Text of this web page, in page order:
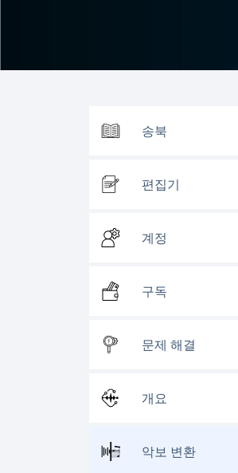
송북
편집기
계정
구독
문제 해결
개요
악보 변환